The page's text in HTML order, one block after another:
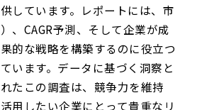
しています。レポートには、市
、CAGR予測、そして企業が成
的な戦略を構築するのに役立つ
います。データに基づく洞察と
たこの調査は、競争力を維持
用したい企業にとって貴重なリ